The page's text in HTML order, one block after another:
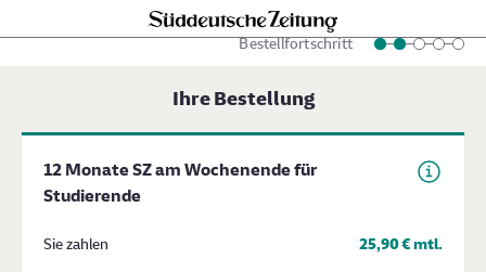
Bestellfortschritt
Schritt 2 von 5
Ihre Bestellung
12 Monate SZ am Wochenende für
Studierende
Sie zahlen 25,90 € mtl.